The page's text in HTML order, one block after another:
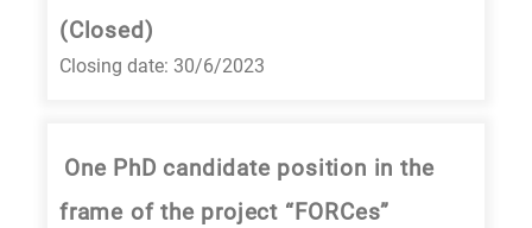
(Closed)
Closing date: 30/6/2023
One PhD candidate position in the
frame of the project “FORCes”